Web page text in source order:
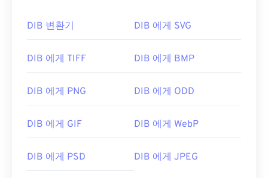
DIB 변환기 DIB 에게 SVG
DIB 에게 TIFF DIB 에게 BMP
DIB 에게 PNG DIB 에게 ODD
DIB 에게 GIF DIB 에게 WebP
DIB 에게 PSD DIB 에게 JPEG